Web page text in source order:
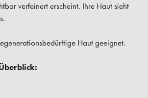
verfeinert erscheint. Ihre Haut sieht
Haut geeignet.